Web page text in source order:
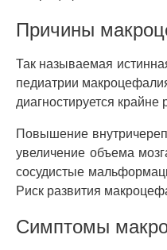
Причины
Так называемая
педиатрии
диагностируется
Повышение
увеличение объема
сосудистые
Риск развития
Симптомы